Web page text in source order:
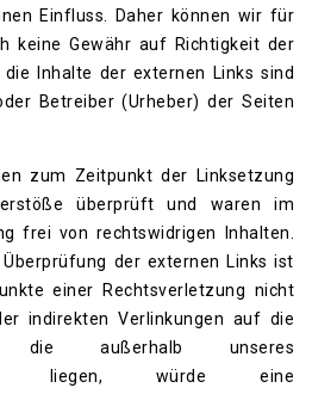
Einfluss. Daher können wir für
keine Gewähr auf Richtigkeit der
die Inhalte der externen Links sind
Betreiber (Urheber) der Seiten
zum Zeitpunkt der Linksetzung
überprüft und waren im
frei von rechtswidrigen Inhalten.
der externen Links ist
einer Rechtsverletzung nicht
indirekten Verlinkungen auf die
die außerhalb unseres
liegen, würde eine